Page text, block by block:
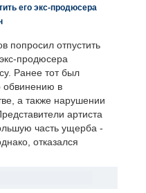
его экс-продюсера
попросил отпустить
продюсера
Ранее тот был
обвинению в
а также нарушении
артиста
часть ущерба -
отказался